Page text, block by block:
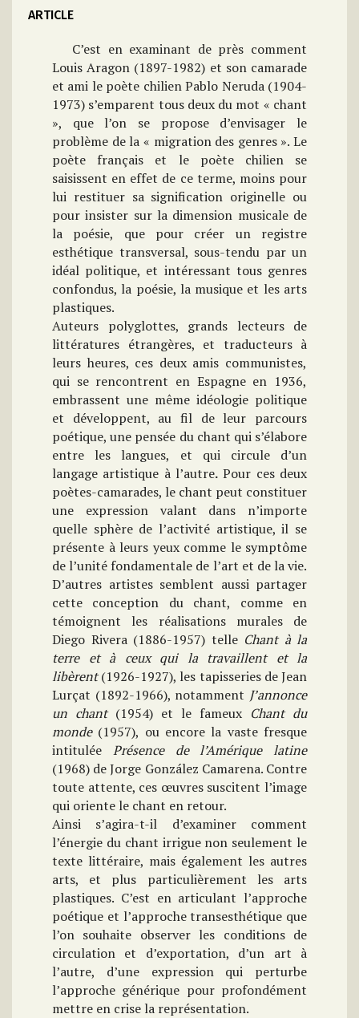
ARTICLE
C’est en examinant de près comment
Louis Aragon (1897-1982) et son camarade
et ami le poète chilien Pablo Neruda (1904-
1973) s’emparent tous deux du mot « chant
», que l’on se propose d’envisager le
problème de la « migration des genres ». Le
poète français et le poète chilien se
saisissent en effet de ce terme, moins pour
lui restituer sa signification originelle ou
pour insister sur la dimension musicale de
la poésie, que pour créer un registre
esthétique transversal, sous-tendu par un
idéal politique, et intéressant tous genres
confondus, la poésie, la musique et les arts
plastiques.
Auteurs polyglottes, grands lecteurs de
littératures étrangères, et traducteurs à
leurs heures, ces deux amis communistes,
qui se rencontrent en Espagne en 1936,
embrassent une même idéologie politique
et développent, au fil de leur parcours
poétique, une pensée du chant qui s’élabore
entre les langues, et qui circule d’un
langage artistique à l’autre. Pour ces deux
poètes-camarades, le chant peut constituer
une expression valant dans n’importe
quelle sphère de l’activité artistique, il se
présente à leurs yeux comme le symptôme
de l’unité fondamentale de l’art et de la vie.
D’autres artistes semblent aussi partager
cette conception du chant, comme en
témoignent les réalisations murales de
Diego Rivera (1886-1957) telle Chant à la
terre et à ceux qui la travaillent et la
libèrent(1926-1927), les tapisseries de Jean
Lurçat (1892-1966), notamment J’annonce
un chant(1954) et le fameux Chant du
monde(1957), ou encore la vaste fresque
intitulée Présence de l’Amérique latine
(1968) de Jorge González Camarena. Contre
toute attente, ces œuvres suscitent l’image
qui oriente le chant en retour.
Ainsi s’agira-t-il d’examiner comment
l’énergie du chant irrigue non seulement le
texte littéraire, mais également les autres
arts, et plus particulièrement les arts
plastiques. C’est en articulant l’approche
poétique et l’approche transesthétique que
l’on souhaite observer les conditions de
circulation et d’exportation, d’un art à
l’autre, d’une expression qui perturbe
l’approche générique pour profondément
mettre en crise la représentation.